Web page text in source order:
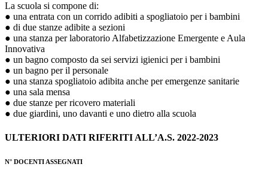
La scuola si compone di:
● una entrata con un corrido adibiti a spogliatoio per i bambini
● di due stanze adibite a sezioni
● una stanza per laboratorio Alfabetizzazione Emergente e Aula
Innovativa
● un bagno composto da sei servizi igienici per i bambini
● un bagno per il personale
● una stanza spogliatoio adibita anche per emergenze sanitarie
● una sala mensa
● due stanze per ricovero materiali
● due giardini, uno davanti e uno dietro alla scuola
ULTERIORI DATI RIFERITI ALL’A.S. 2022-2023
N° DOCENTI ASSEGNATI